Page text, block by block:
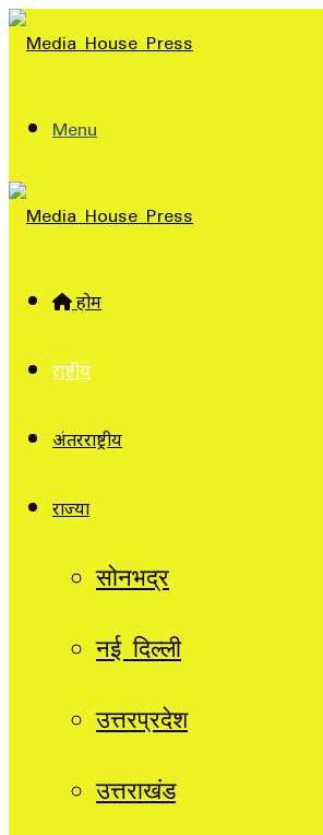
Menu
होम
राष्ट्रीय
अंतरराष्ट्रीय
राज्यों
सोनभद्र
नई दिल्ली
उत्तरप्रदेश
उत्तराखंड